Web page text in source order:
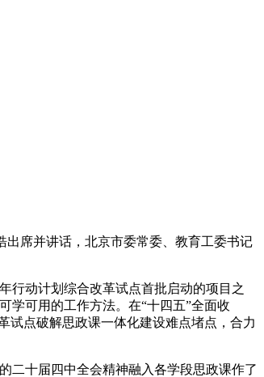
出席并讲话，北京市委常委、教育工委书记
行动计划综合改革试点首批启动的项目之
学可用的工作方法。在“十四五”全面收
试点破解思政课一体化建设难点堵点，合力
二十届四中全会精神融入各学段思政课作了